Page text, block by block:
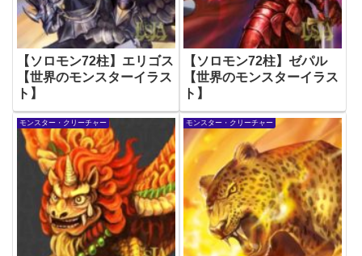
【ソロモン72柱】エリゴス
【世界のモンスターイラス
ト】
【ソロモン72柱】ゼパル
【世界のモンスターイラス
ト】
モンスター・クリーチャー モンスター・クリーチャー